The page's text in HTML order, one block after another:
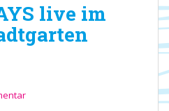
live im